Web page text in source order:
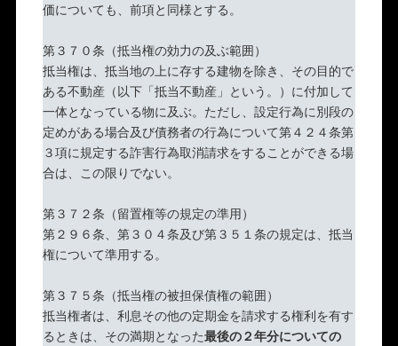
価についても、前項と同様とする。
第３７０条（抵当権の効力の及ぶ範囲）
抵当権は、抵当地の上に存する建物を除き、その目的で
ある不動産（以下「抵当不動産」という。）に付加して
一体となっている物に及ぶ。ただし、設定行為に別段の
定めがある場合及び債務者の行為について第４２４条第
３項に規定する詐害行為取消請求をすることができる場
合は、この限りでない。
第３７２条（留置権等の規定の準用）
第２９６条、第３０４条及び第３５１条の規定は、抵当
権について準用する。
第３７５条（抵当権の被担保債権の範囲）
抵当権者は、利息その他の定期金を請求する権利を有す
るときは、その満期となった最後の２年分についての